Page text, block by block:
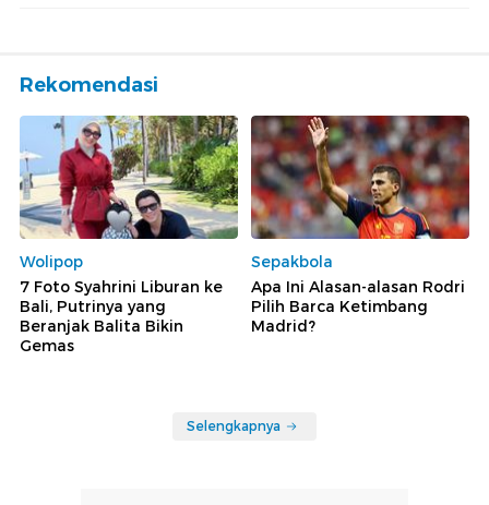
Rekomendasi
Wolipop
7 Foto Syahrini Liburan ke
Bali, Putrinya yang
Beranjak Balita Bikin
Gemas
Sepakbola
Apa Ini Alasan-alasan Rodri
Pilih Barca Ketimbang
Madrid?
Selengkapnya